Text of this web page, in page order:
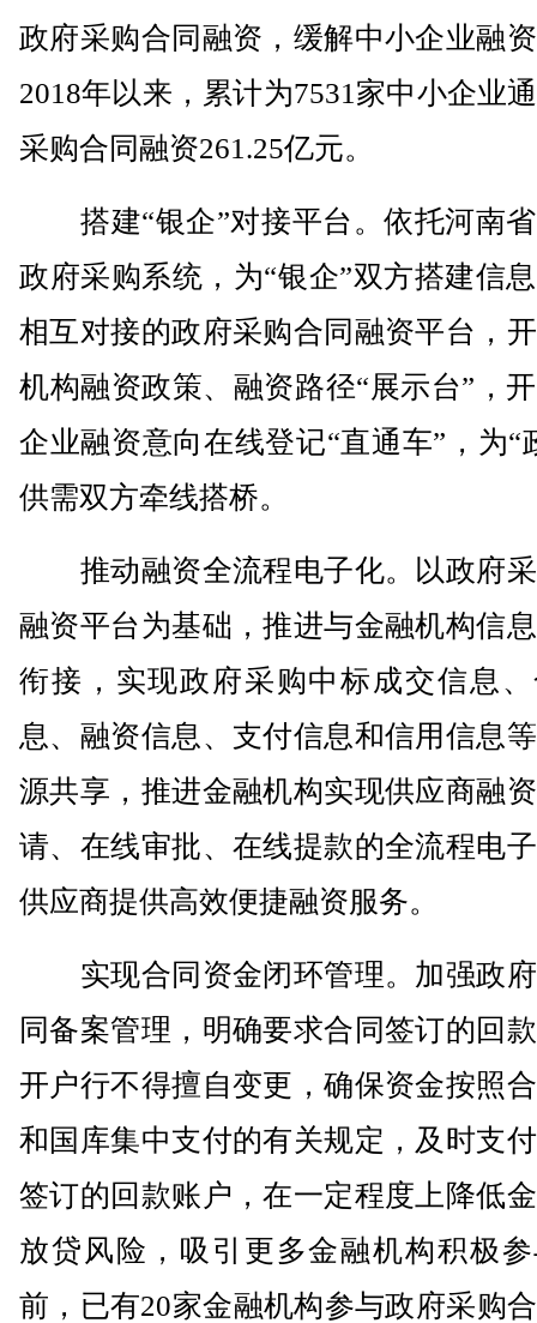
政府采购合同融资，缓解中小企业融
2018年以来，累计为7531家中小企业
采购合同融资261.25亿元。
搭建“银企”对接平台。依托河南
政府采购系统，为“银企”双方搭建信
相互对接的政府采购合同融资平台，
机构融资政策、融资路径“展示台”，
企业融资意向在线登记“直通车”，为“
供需双方牵线搭桥。
推动融资全流程电子化。以政府
融资平台为基础，推进与金融机构信
衔接，实现政府采购中标成交信息
息、融资信息、支付信息和信用信息
源共享，推进金融机构实现供应商融
请、在线审批、在线提款的全流程电
供应商提供高效便捷融资服务。
实现合同资金闭环管理。加强政
同备案管理，明确要求合同签订的回
开户行不得擅自变更，确保资金按照
和国库集中支付的有关规定，及时支
签订的回款账户，在一定程度上降低
放贷风险，吸引更多金融机构积极
前，已有20家金融机构参与政府采购